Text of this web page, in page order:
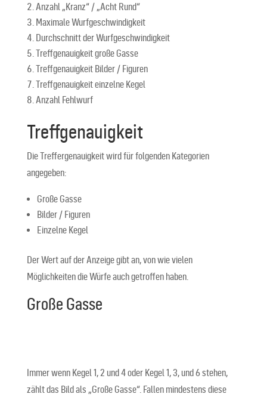
Anzahl „Kranz“ / „Acht Rund“
Maximale Wurfgeschwindigkeit
Durchschnitt der Wurfgeschwindigkeit
Treffgenauigkeit große Gasse
Treffgenauigkeit Bilder / Figuren
Treffgenauigkeit einzelne Kegel
Anzahl Fehlwurf
Treffgenauigkeit
Die Treffergenauigkeit wird für folgenden Kategorien
angegeben:
Große Gasse
Bilder / Figuren
Einzelne Kegel
Der Wert auf der Anzeige gibt an, von wie vielen
Möglichkeiten die Würfe auch getroffen haben.
Große Gasse
Immer wenn Kegel 1, 2 und 4 oder Kegel 1, 3, und 6 stehen,
zählt das Bild als „Große Gasse“. Fallen mindestens diese